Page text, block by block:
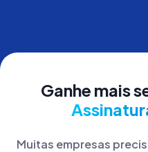
Ganhe mais
Muitas empresas